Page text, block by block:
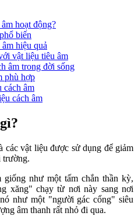
hoạt động?
biến
hiệu quả
vật liệu tiêu âm
âm trong đời sống
phù hợp
cách âm
cách âm
các vật liệu được sử dụng để giảm
trường.
như một tấm chắn thần kỳ,
xăng" chạy từ nơi này sang nơi
như một "người gác cổng" siêu
âm thanh rất nhỏ đi qua.